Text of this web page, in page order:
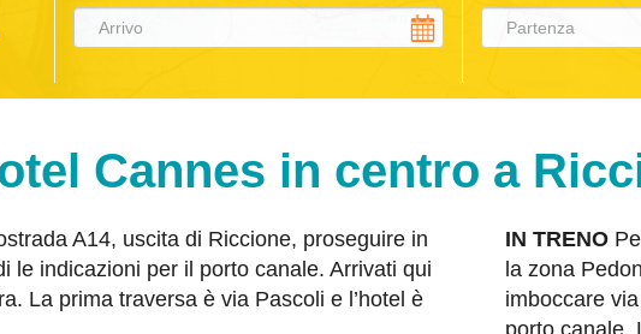
Cannes in centro a
A14, uscita di Riccione, proseguire in
le indicazioni per il porto canale. Arrivati qui
La prima traversa è via Pascoli e l’hotel è
IN TRENO
la zona
imboccare